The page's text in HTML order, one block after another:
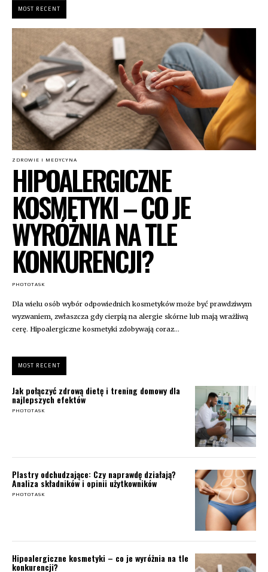
MOST RECENT
ZDROWIE I MEDYCYNA
HIPOALERGICZNE
KOSMETYKI – CO JE
WYRÓŻNIA NA TLE
KONKURENCJI?
PHOTOTASK
Dla wielu osób wybór odpowiednich kosmetyków może być prawdziwym
wyzwaniem, zwłaszcza gdy cierpią na alergie skórne lub mają wrażliwą
cerę. Hipoalergiczne kosmetyki zdobywają coraz...
MOST RECENT
Jak połączyć zdrową dietę i trening domowy dla
najlepszych efektów
PHOTOTASK
Plastry odchudzające: Czy naprawdę działają?
Analiza składników i opinii użytkowników
PHOTOTASK
Hipoalergiczne kosmetyki – co je wyróżnia na tle
konkurencji?